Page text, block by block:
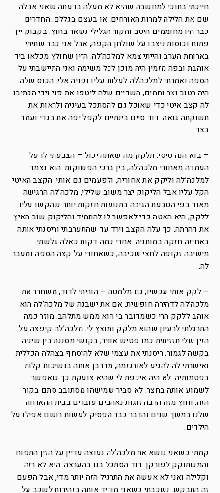
חייכתי בתוכי למחשבה שהיא לא מעלה בדעתה שאני אבלה
שם את הלילה למרות האורחים, או בעצם בגללם. החדרים
כבר היו מחוממים היטב והקור הגלילי נשאר בחוץ. בקבוק יין
פתוח וכוסות ניצבו על שולחן הקפה, אבל אני כבר שתיתי
בארוחת הערב והייתי צמא למלכה’לה. הזין שחולץ מכלאו ביד
אוהבת ובפה מזמין היה מוכן לכל משימה ואני התיישבתי על
הספה ואמרתי למלכה’לה לעלות עליו ופניה אלי. הכוס שלה
היה רטוב וצר וחמים, השדיים שלה ליטפו את פני וידי הכתיבו
לה קצב איטי כדי שאוכל גם להסתכל בעיניה ולראות את
תשוקתה גואה. דוד סיים בינתיים לקפל יפה את בגדי ועמד
בצד.
– בוא הנה סיסי. תלקק מה שאתה יכול – הצבעתי לו על
העמדה מאחורי מלכה’לה, בין ברכי הפשוקות. הוא נצמד
למלכה’לה וליקק את אחוריה, ולפעמים גם אותי. הקצב האיטי
הקל עליו אבל הליקוק יצר משוב שלילי, מלכה’לה הרגישה
מאוד בפי הטבעת הגיבה בתנועות חזקות יותר שהקשו עליו
ללקק, היא האטה כדי לאפשר לו להתמיד והליקוק שוב האיץ
את דהרתה. כך עלה הקצב וירד עד שהתערבתי וריסנתי אותה
באחיזה חזקה במותניה. אחרי כמה דקות כאלה גלשתי
מישיבה זקופה לחצי שכיבה, כשאחורי על קצה הספה ומעבר
לה.
– לקק אותי עכשיו, גם מלמטה – הוריתי לדוד, משחרר את
מלכה’לה לדהירה חופשית. אם את ישבנה של מלכה’לה הוא
אוהב ללקק הרי כשמדובר בי הוא ממש מתלהב. מוזר כמה
התרגלתי לרעיון שהוא מלקק ומוצץ לי. מלכה’לה קיפצה על
הזין שלי תזזיתית כמו פטיש אוויר, בקושי מסננת בין שיניה
בקשה לגמור. ריסנתי את עצמי שלא להיסחף בצהלה הכללית
ואישרתי לה להגיע לאורגזמה, מדרבן אותה בנשיכות קלות
בפטמותיה. לא היה איכפת לי שהיא צועקת כך שאפשר
לשמוע אותה בחצר. לא סביר שמישהו מסתובב סתם בקור
הזה. וחוץ מזה הרבה זוגות נאהבים עוברים בבית ההארחה
שלנו במשך שנים והדבר כבר הפסיק לעשות רושם אפילו על
הילדים.
קמתי כשאני נושא את מלכה’לה נעוצה עדיין על הזין התפוח
והמשתוקק לפורקן. דוד הסתכל בנו בהערצה. היא לא רזה
וקלילה ואני לא אעשה את התרגיל הזה יותר מדי, אבל הפעם
זה התבקש. נשכבתי כשאני מוריד אותה בזהירות לשכב על